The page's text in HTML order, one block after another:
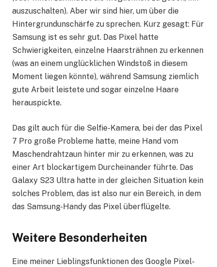
auszuschalten). Aber wir sind hier, um über die
Hintergrundunschärfe zu sprechen. Kurz gesagt: Für
Samsung ist es sehr gut. Das Pixel hatte
Schwierigkeiten, einzelne Haarsträhnen zu erkennen
(was an einem unglücklichen Windstoß in diesem
Moment liegen könnte), während Samsung ziemlich
gute Arbeit leistete und sogar einzelne Haare
herauspickte.
Das gilt auch für die Selfie-Kamera, bei der das Pixel
7 Pro große Probleme hatte, meine Hand vom
Maschendrahtzaun hinter mir zu erkennen, was zu
einer Art blockartigem Durcheinander führte. Das
Galaxy S23 Ultra hatte in der gleichen Situation kein
solches Problem, das ist also nur ein Bereich, in dem
das Samsung-Handy das Pixel überflügelte.
Weitere Besonderheiten
Eine meiner Lieblingsfunktionen des Google Pixel-